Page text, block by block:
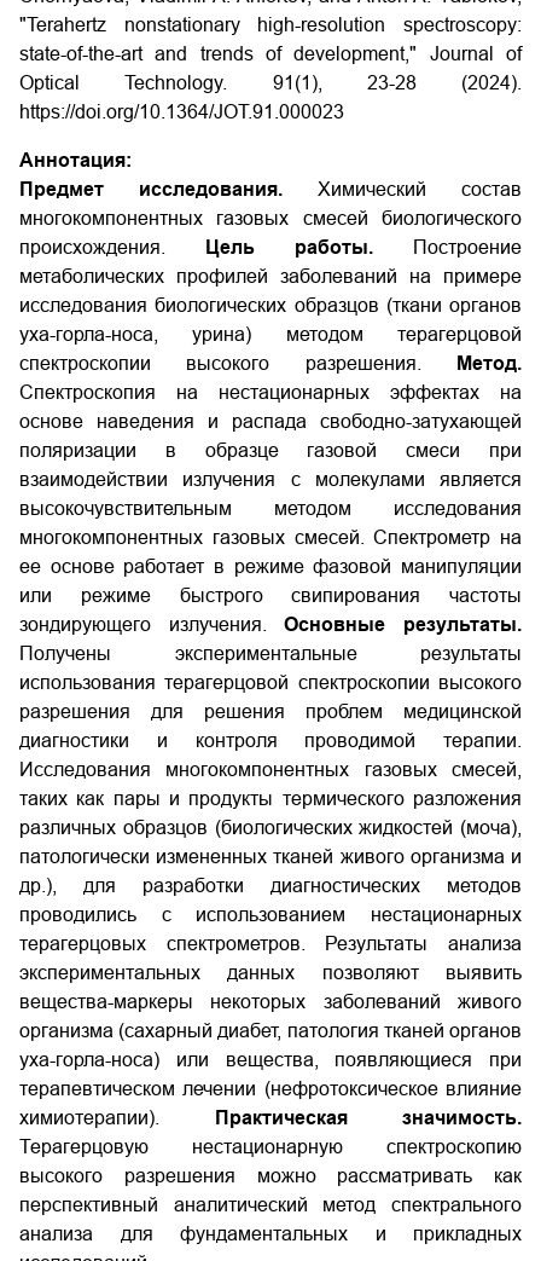
"Terahertz nonstationary high-resolution spectroscopy:
state-of-the-art and trends of development," Journal of
Optical Technology. 91(1), 23-28 (2024).
https://doi.org/10.1364/JOT.91.000023
Аннотация:
Предмет исследования. Химический состав
многокомпонентных газовых смесей биологического
происхождения.
Цель работы. Построение
метаболических профилей заболеваний на примере
исследования биологических образцов (ткани органов
уха-горла-носа, урина) методом терагерцовой
спектроскопии высокого разрешения.
Метод.
Спектроскопия на нестационарных эффектах на
основе наведения и распада свободно-затухающей
поляризации в образце газовой смеси при
взаимодействии излучения с молекулами является
высокочувствительным методом исследования
многокомпонентных газовых смесей. Спектрометр на
ее основе работает в режиме фазовой манипуляции
или режиме быстрого свипирования частоты
зондирующего излучения.Основные результаты.
Получены экспериментальные результаты
использования терагерцовой спектроскопии высокого
разрешения для решения проблем медицинской
диагностики и контроля проводимой терапии.
Исследования многокомпонентных газовых смесей,
таких как пары и продукты термического разложения
различных образцов (биологических жидкостей (моча),
патологически измененных тканей живого организма и
др.), для разработки диагностических методов
проводились с использованием нестационарных
терагерцовых спектрометров. Результаты анализа
экспериментальных данных позволяют выявить
вещества-маркеры некоторых заболеваний живого
организма (сахарный диабет, патология тканей органов
уха-горла-носа) или вещества, появляющиеся при
терапевтическом лечении (нефротоксическое влияние
химиотерапии).
Практическая значимость.
Терагерцовую нестационарную спектроскопию
высокого разрешения можно рассматривать как
перспективный аналитический метод спектрального
анализа для фундаментальных и прикладных